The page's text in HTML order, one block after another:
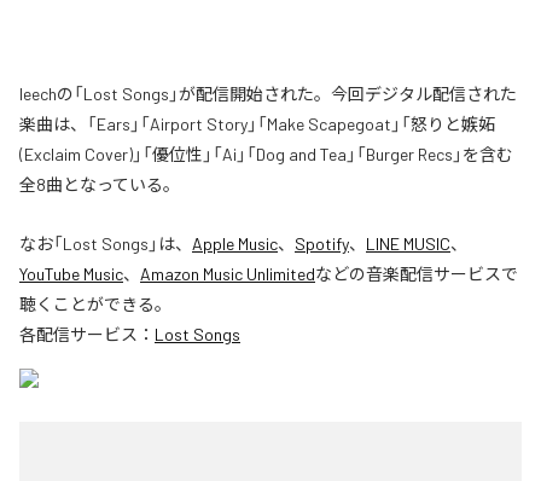
leechの「Lost Songs」が配信開始された。今回デジタル配信された
楽曲は、「Ears」「Airport Story」「Make Scapegoat」「怒りと嫉妬
(Exclaim Cover)」「優位性」「Ai」「Dog and Tea」「Burger Recs」を含む
全8曲となっている。
なお「Lost Songs 」は、 Apple Music、 Spotify、 LINE MUSIC、
YouTube Music、 Amazon Music Unlimitedなどの音楽配信サービスで
聴くことができる。
各配信サービス： Lost Songs